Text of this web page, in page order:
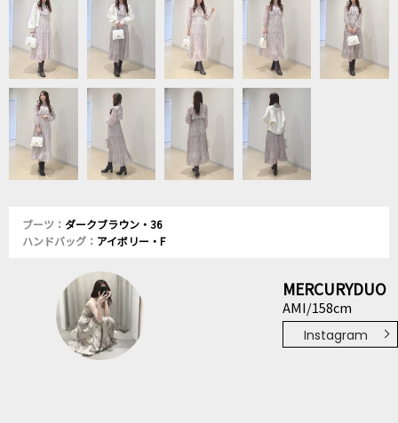
ブーツ： ダークブラウン・36
ハンドバッグ： アイボリー・F
MERCURYDUO
AMI/158cm
Instagram